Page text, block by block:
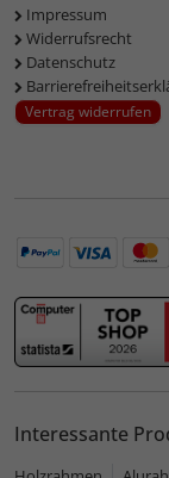
Impressum
Widerrufsrecht
Datenschutz
Vertrag widerrufen
Interessante